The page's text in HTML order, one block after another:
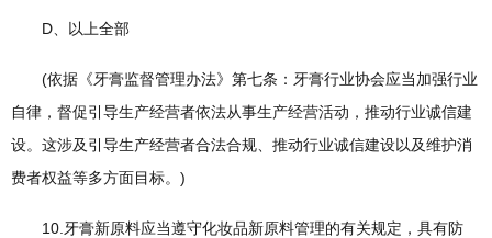
D、以上全部
(依据《牙膏监督管理办法》第七条：牙膏行业协会应当加强行业
自律，督促引导生产经营者依法从事生产经营活动，推动行业诚信建
设。这涉及引导生产经营者合法合规、推动行业诚信建设以及维护消
费者权益等多方面目标。)
10.牙膏新原料应当遵守化妆品新原料管理的有关规定，具有防